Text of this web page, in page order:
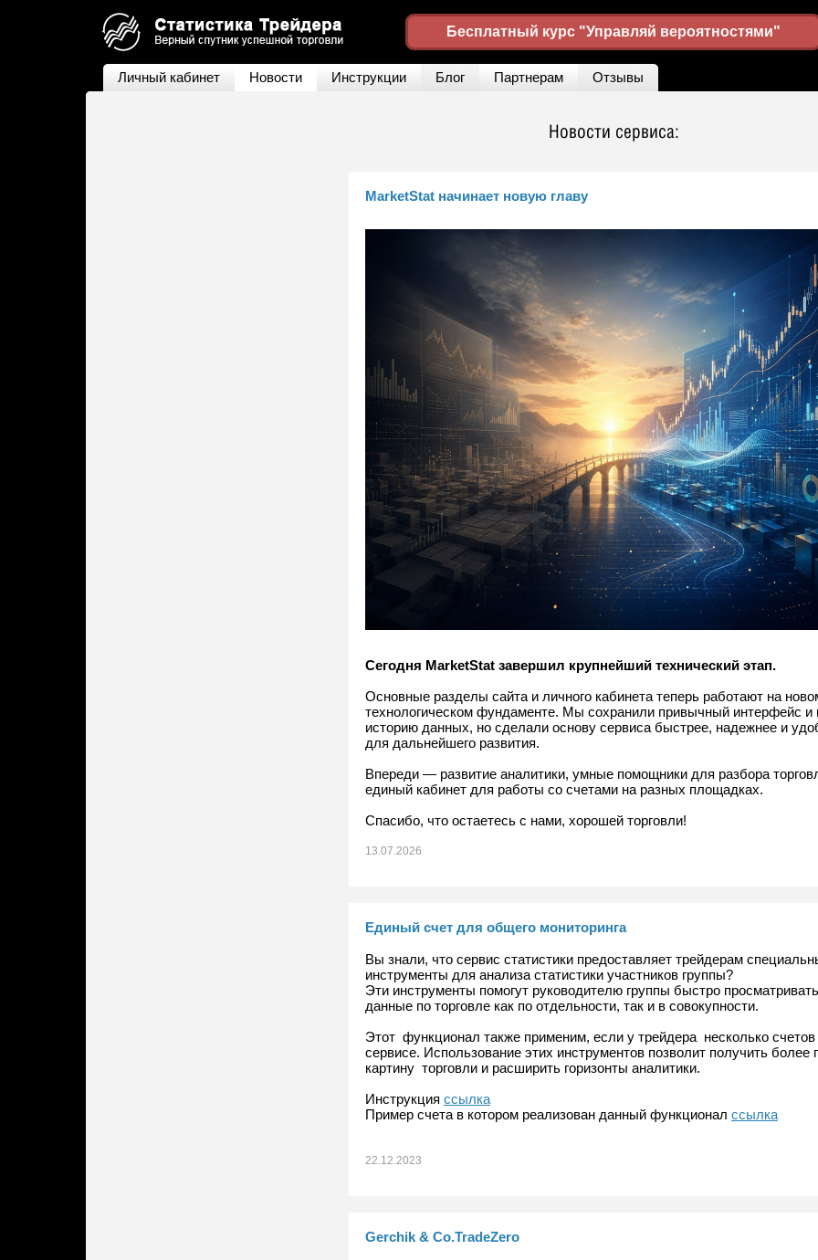
Бесплатный курс "Управляй вероятностями"
Личный кабинет Новости Инструкции Блог Партнерам Отзывы
Новости сервиса:
MarketStat начинает новую главу
Сегодня MarketStat завершил крупнейший технический этап.
Основные разделы сайта и личного кабинета теперь работают на
технологическом фундаменте. Мы сохранили привычный интерфейс и
историю данных, но сделали основу сервиса быстрее, надежнее и
для дальнейшего развития.
Впереди — развитие аналитики, умные помощники для разбора
единый кабинет для работы со счетами на разных площадках.
Спасибо, что остаетесь с нами, хорошей торговли!
13.07.2026
Единый счет для общего мониторинга
Вы знали, что сервис статистики предоставляет трейдерам
инструменты для анализа статистики участников группы?
Эти инструменты помогут руководителю группы быстро просматривать
данные по торговле как по отдельности, так и в совокупности.
Этот функционал также применим, если у трейдера несколько счетов
сервисе. Использование этих инструментов позволит получить более
картину торговли и расширить горизонты аналитики.
Инструкция ссылка
Пример счета в котором реализован данный функционал ссылка
22.12.2023
Gerchik & Co.TradeZero